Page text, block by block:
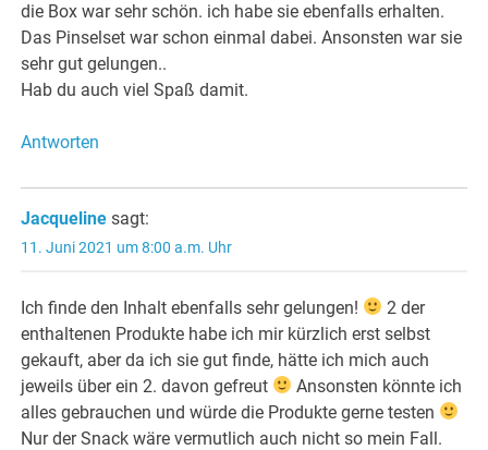
die Box war sehr schön. ich habe sie ebenfalls erhalten.
Das Pinselset war schon einmal dabei. Ansonsten war sie
sehr gut gelungen..
Hab du auch viel Spaß damit.
Antworten
Jacqueline sagt:
11. Juni 2021 um 8:00 a.m. Uhr
Ich finde den Inhalt ebenfalls sehr gelungen!
2 der
enthaltenen Produkte habe ich mir kürzlich erst selbst
gekauft, aber da ich sie gut finde, hätte ich mich auch
jeweils über ein 2. davon gefreut
Ansonsten könnte ich
alles gebrauchen und würde die Produkte gerne testen
Nur der Snack wäre vermutlich auch nicht so mein Fall.